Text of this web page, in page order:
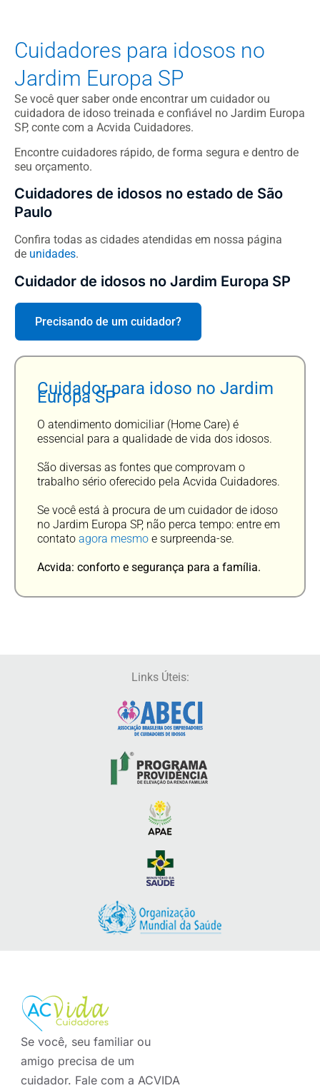
Cuidadores para idosos no
Jardim Europa SP
Se você quer saber onde encontrar um cuidador ou
cuidadora de idoso treinada e confiável no Jardim Europa
SP, conte com a Acvida Cuidadores.
Encontre cuidadores rápido, de forma segura e dentro de
seu orçamento.
Cuidadores de idosos no estado de São
Paulo
Confira todas as cidades atendidas em nossa página
de unidades.
Cuidador de idosos no Jardim Europa SP
Precisando de um cuidador?
Cuidador para idoso no Jardim
Europa SP
O atendimento domiciliar (Home Care) é
essencial para a qualidade de vida dos idosos.
São diversas as fontes que comprovam o
trabalho sério oferecido pela Acvida Cuidadores.
Se você está à procura de um cuidador de idoso
no Jardim Europa SP, não perca tempo: entre em
contato agora mesmo e surpreenda-se.
Acvida: conforto e segurança para a família.
Links Úteis:
Se você, seu familiar ou
amigo precisa de um
cuidador. Fale com a ACVIDA